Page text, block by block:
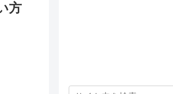
方